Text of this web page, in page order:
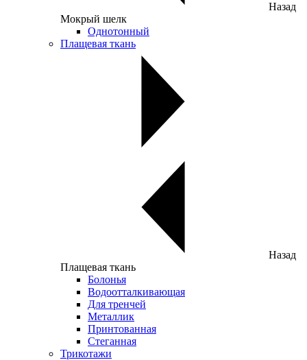
Назад
Мокрый шелк
Однотонный
Плащевая ткань
Назад
Плащевая ткань
Болонья
Водоотталкивающая
Для тренчей
Металлик
Принтованная
Стеганная
Трикотажи